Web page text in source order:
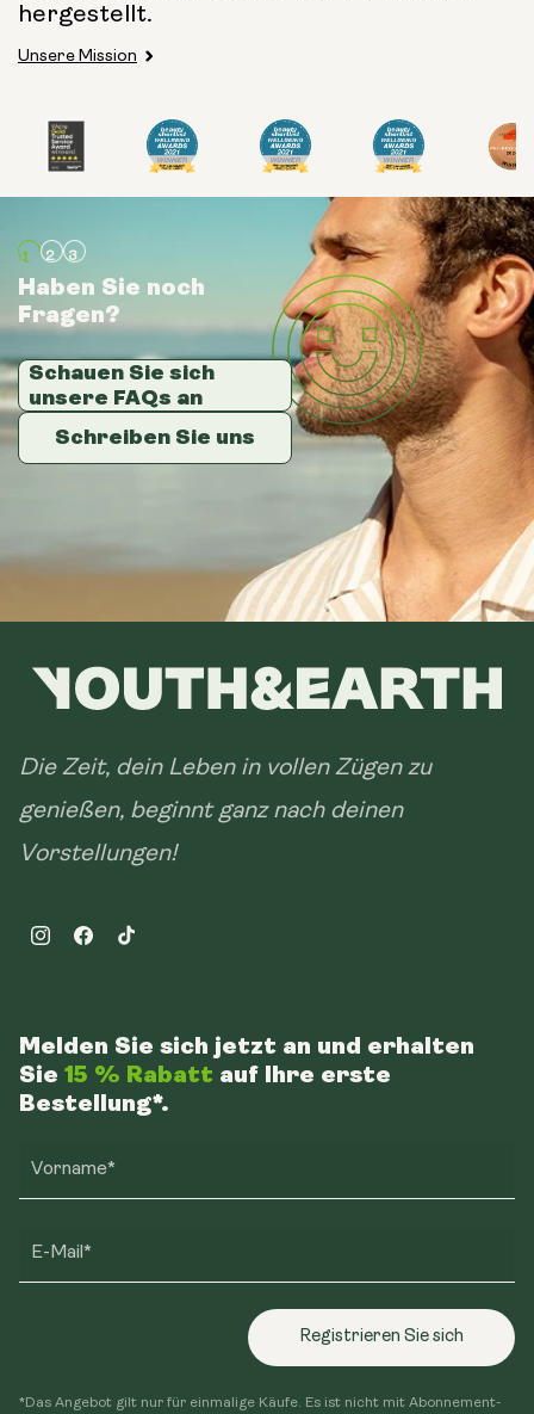
hergestellt.
Unsere Mission
Haben Sie noch
Fragen?
Schauen Sie sich
unsere FAQs an
Schreiben Sie uns
Haben Sie noch
Fragen?
Schauen Sie sich
unsere FAQs an
Schreiben Sie uns
Haben Sie noch
Fragen?
Schauen Sie sich
unsere FAQs an
Schreiben Sie uns
Die Zeit, dein Leben in vollen Zügen zu
genießen, beginnt ganz nach deinen
Vorstellungen!
InstagramFacebookTikTok
Melden Sie sich jetzt an und erhalten
Sie 15 % Rabatt auf Ihre erste
Bestellung*.
Vorname*
E-Mail*
Registrieren Sie sich
*Das Angebot gilt nur für einmalige Käufe. Es ist nicht mit Abonnement-